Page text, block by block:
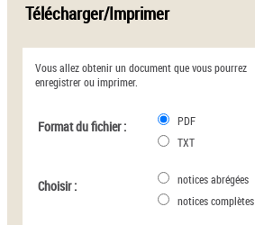
Télécharger/Imprimer
Vous allez obtenir un document que vous pourrez
enregistrer ou imprimer.
Format du fichier :
PDF
TXT
Choisir :
notices abrégées
notices complètes